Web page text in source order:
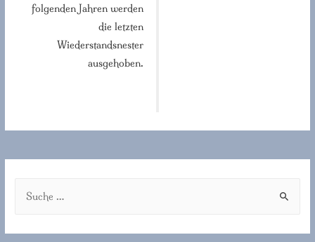
folgenden Jahren werden
die letzten
Wiederstandsnester
ausgehoben.